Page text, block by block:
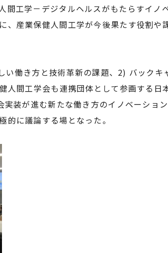
工学－デジタルヘルスがもたらすイノ
、産業保健人間工学が今後果たす役割や
働き方と技術革新の課題、2) バックキ
人間工学会も連携団体として参画する日
装が進む新たな働き方のイノベーション
に議論する場となった。